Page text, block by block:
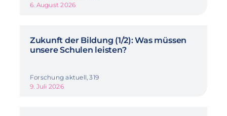
6. August 2026
Zukunft der Bildung (1/2): Was müssen
unsere Schulen leisten?
Forschung aktuell, 319
9. Juli 2026